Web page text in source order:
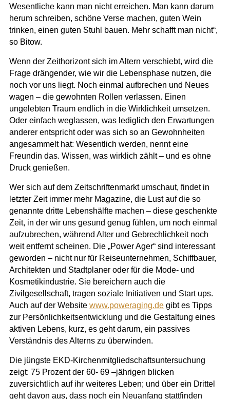
Wesentliche kann man nicht erreichen. Man kann darum
herum schreiben, schöne Verse machen, guten Wein
trinken, einen guten Stuhl bauen. Mehr schafft man nicht“,
so Bitow.
Wenn der Zeithorizont sich im Altern verschiebt, wird die
Frage drängender, wie wir die Lebensphase nutzen, die
noch vor uns liegt. Noch einmal aufbrechen und Neues
wagen – die gewohnten Rollen verlassen. Einen
ungelebten Traum endlich in die Wirklichkeit umsetzen.
Oder einfach weglassen, was lediglich den Erwartungen
anderer entspricht oder was sich so an Gewohnheiten
angesammelt hat: Wesentlich werden, nennt eine
Freundin das. Wissen, was wirklich zählt – und es ohne
Druck genießen.
Wer sich auf dem Zeitschriftenmarkt umschaut, findet in
letzter Zeit immer mehr Magazine, die Lust auf die so
genannte dritte Lebenshälfte machen – diese geschenkte
Zeit, in der wir uns gesund genug fühlen, um noch einmal
aufzubrechen, während Alter und Gebrechlichkeit noch
weit entfernt scheinen. Die „Power Ager“ sind interessant
geworden – nicht nur für Reiseunternehmen, Schiffbauer,
Architekten und Stadtplaner oder für die Mode- und
Kosmetikindustrie. Sie bereichern auch die
Zivilgesellschaft, tragen soziale Initiativen und Start ups.
Auch auf der Website www.poweraging.degibt es Tipps
zur Persönlichkeitsentwicklung und die Gestaltung eines
aktiven Lebens, kurz, es geht darum, ein passives
Verständnis des Alterns zu überwinden.
Die jüngste EKD-Kirchenmitgliedschaftsuntersuchung
zeigt: 75 Prozent der 60- 69 –jährigen blicken
zuversichtlich auf ihr weiteres Leben; und über ein Drittel
geht davon aus, dass noch ein Neuanfang stattfinden